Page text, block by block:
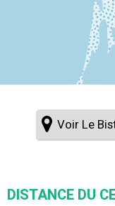
Voir Le
DISTANCE DU